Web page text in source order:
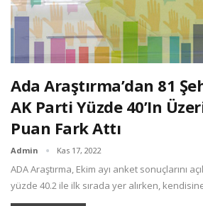
Ada Araştırma’dan 81
AK Parti Yüzde 40’ın
Puan Fark Attı
Admin Kas 17, 2022
ADA Araştırma, Ekim ayı anket sonuçlarını
yüzde 40.2 ile ilk sırada yer alırken,